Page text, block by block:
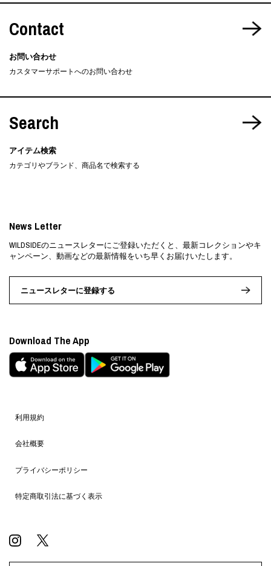
Contact
お問い合わせ
カスタマーサポートへのお問い合わせ
Search
アイテム検索
カテゴリやブランド、商品名で検索する
利用規約
会社概要
プライバシーポリシー
特定商取引法に基づく表示
News Letter
WILDSIDEのニュースレターにご登録いただくと、最新コレクションやキ
ャンペーン、動画などの最新情報をいち早くお届けいたします。
ニュースレターに登録する
Download The App